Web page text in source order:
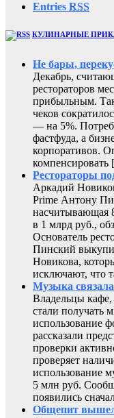
Entries RSS
КУЛИНАРНЫЕ
Не бары,
Декабрь,
рестораторов
прибыльным.
чеков
— на 5%.
фастфуда, а
корпоративов.
Рестораторы
Аркадий
Prime Антону
насчитывающая
в 1 млрд руб.,
Основатель
Пинский
Новикова,
исключают, что
Музыка
Владельцы
стали получать
использование
рассказали
проверки
проверяет
использование
5 млн руб.
появились
Общепит